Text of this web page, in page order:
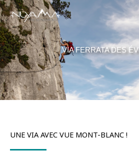
Aller
au
contenu
VIA FERRATA DES
UNE VIA AVEC VUE MONT-BLANC !